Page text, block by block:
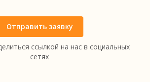
Отправить заявку
ссылкой на нас в социальных
сетях